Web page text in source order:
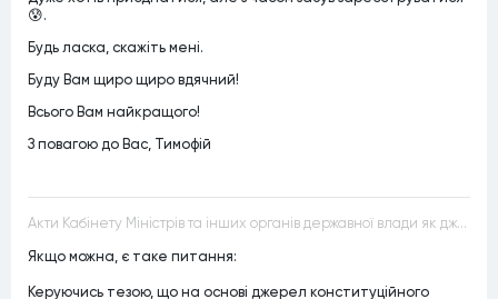
😰.
Будь ласка, скажіть мені.
Буду Вам щиро щиро вдячний!
Всього Вам найкращого!
З повагою до Вас, Тимофій
Акти Кабінету Міністрів та інших органів державної влади як джерела конституційного права
Якщо можна, є таке питання:
Керуючись тезою, що на основі джерел конституційного